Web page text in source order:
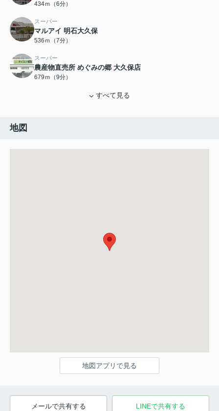
434ｍ（6分）
スーパー
マルアイ 明石大久保
536ｍ（7分）
スーパー
農産物直売所 めぐみの郷 大久保店
679ｍ（9分）
すべて見る
地図
地図アプリで見る
メールで共有する LINEで共有する